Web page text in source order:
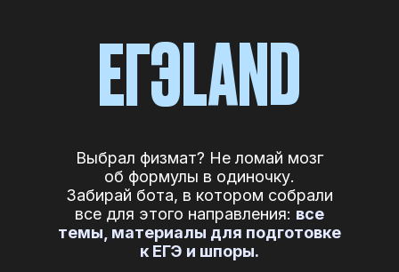
ЕГЭLAND
Выбрал физмат? Не ломай мозг
об формулы в одиночку.
Забирай бота, в котором собрали
все для этого направления: все
темы, материалы для подготовке
к ЕГЭ и шпоры.